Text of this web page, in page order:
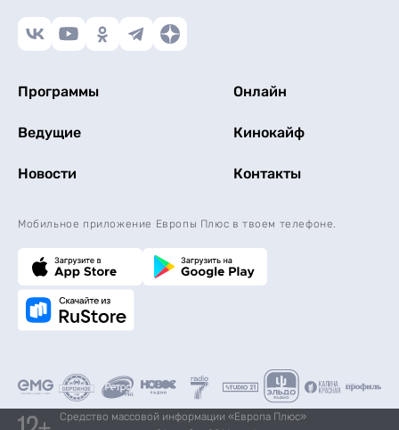
Программы Онлайн
Ведущие Кинокайф
Новости Контакты
Мобильное приложение Европы Плюс в твоем телефоне.
Средство массовой информации «Европа Плюс»